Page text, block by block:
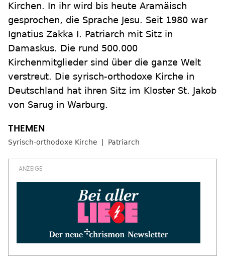
Kirchen. In ihr wird bis heute Aramäisch
gesprochen, die Sprache Jesu. Seit 1980 war
Ignatius Zakka I. Patriarch mit Sitz in
Damaskus. Die rund 500.000
Kirchenmitglieder sind über die ganze Welt
verstreut. Die syrisch-orthodoxe Kirche in
Deutschland hat ihren Sitz im Kloster St. Jakob
von Sarug in Warburg.
Syrisch-orthodoxe Kirche Patriarch